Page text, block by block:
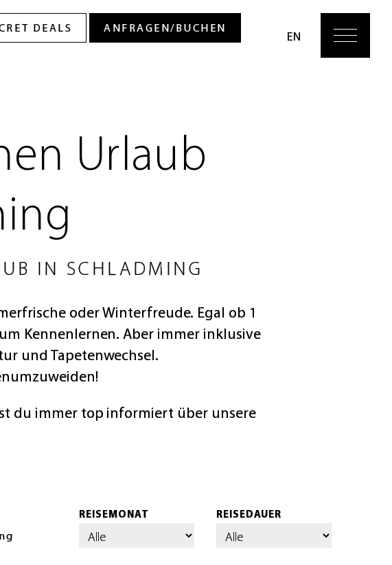
Urlaub
IN SCHLADMING
oder Winterfreude. Egal ob 1
Kennenlernen. Aber immer inklusive
und Tapetenwechsel.
du immer top informiert über unsere
REISEMONAT REISEDAUER